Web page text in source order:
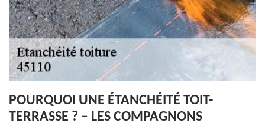
POURQUOI UNE ÉTANCHÉITÉ TOIT-
TERRASSE ? – LES COMPAGNONS